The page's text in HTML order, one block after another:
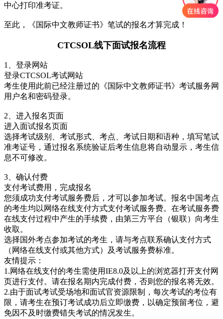
中心打印准考证。
至此，《国际中文教师证书》笔试的报名才算完成！
CTCSOL线下面试报名流程
1、登录网站
登录CTCSOL考试网站
考生使用此前已经注册过的《国际中文教师证书》考试服务网
用户名和密码登录。
2、进入报名页面
进入面试报名页面
选择考试级别、考试形式、考点、考试日期和语种，填写笔试
准考证号，通过报名系统验证后考生信息将自动显示，考生信
息不可修改。
3、确认付费
支付考试费用，完成报名
您须成功支付考试服务费后，才可以参加考试。报名中国考点
的考生均以网络在线支付方式支付考试服务费。在考试服务费
在线支付过程中产生的手续费，由第三方平台（银联）向考生
收取。
选择国外考点参加考试的考生，请与考点联系确认支付方式
（网络在线支付或其他方式）及考试服务费标准。
友情提示：
1.网络在线支付的考生需使用IE8.0及以上的浏览器打开支付网
页进行支付。请在报名期内完成付费，否则您的报名将无效。
2.由于面试考试受场地和面试官资源限制，每次考试的考位有
限，请考生在预订考试成功后立即缴费，以确定预留考位，避
免因不及时缴费错失考试的情况发生。